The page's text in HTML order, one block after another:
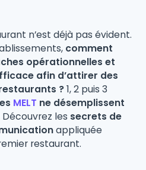
n’est déjà pas évident.
comment
opérationnelles et
afin d’attirer des
?1, 2 puis 3
MELT ne désemplissent
Découvrez les secrets de
appliquée
restaurant.